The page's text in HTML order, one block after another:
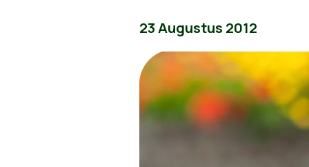
23 Augustus 2012